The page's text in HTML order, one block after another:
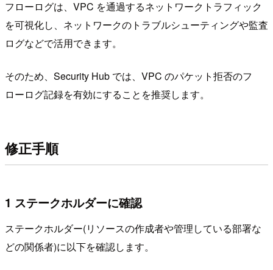
フローログは、VPC を通過するネットワークトラフィック
を可視化し、ネットワークのトラブルシューティングや監査
ログなどで活用できます。
そのため、Security Hub では、VPC のパケット拒否のフ
ローログ記録を有効にすることを推奨します。
修正手順
1 ステークホルダーに確認
ステークホルダー(リソースの作成者や管理している部署な
どの関係者)に以下を確認します。